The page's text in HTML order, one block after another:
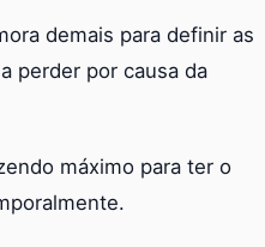
demais para definir as
perder por causa da
máximo para ter o